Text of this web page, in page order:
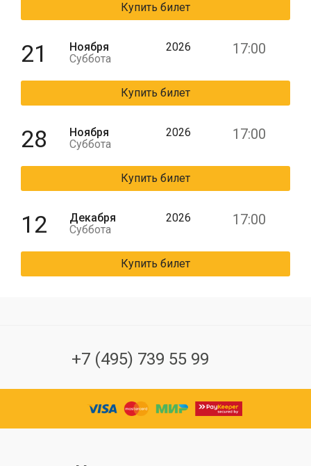
Купить билет
21
Ноября
Суббота
2026 17:00
Купить билет
28
Ноября
Суббота
2026 17:00
Купить билет
12
Декабря
Суббота
2026 17:00
Купить билет
+7 (495) 739 55 99